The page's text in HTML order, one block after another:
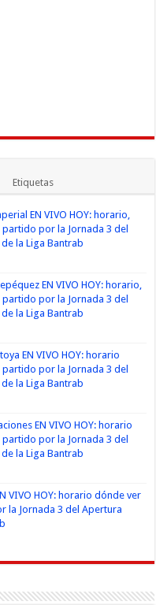
Etiquetas
EN VIVO HOY: horario,
por la Jornada 3 del
la Liga Bantrab
EN VIVO HOY: horario,
por la Jornada 3 del
la Liga Bantrab
EN VIVO HOY: horario
por la Jornada 3 del
la Liga Bantrab
EN VIVO HOY: horario
por la Jornada 3 del
la Liga Bantrab
VIVO HOY: horario dónde ver
la Jornada 3 del Apertura